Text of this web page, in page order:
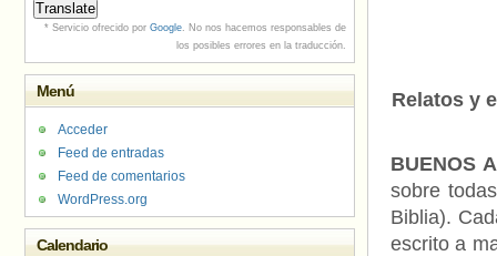
Relatos y
BUENOS
sobre
Biblia).
escrito a
* Servicio ofrecido por Google. No nos hacemos responsables de
los posibles errores en la traducción.
Menú
Acceder
Feed de entradas
Feed de comentarios
WordPress.org
Calendario